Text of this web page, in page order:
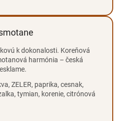
k dokonalosti. Koreňová
harmónia – česká
ZELER, paprika, cesnak,
tymian, korenie, citrónová